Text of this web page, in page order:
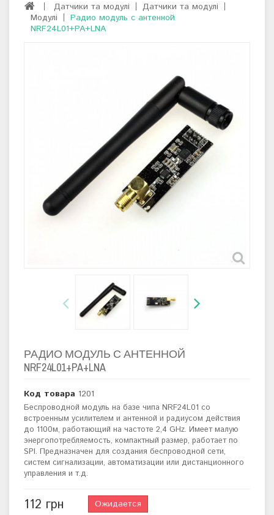
Датчики та модулі
Датчики та модулі
Модулі
Радио модуль с антенной
NRF24L01+PA+LNA
РАДИО МОДУЛЬ С АНТЕННОЙ
NRF24L01+PA+LNA
Код товара 1201
Беспроводной модуль на базе чипа NRF24L01 со
встроенным усилителем и антенной и радиусом действия
до 1100м, работающий на частоте 2,4 GHz. Имеет малую
энергопотребляемость, компактный размер, работает по
SPI. Предназначен для создания беспроводной сети,
систем сигнализации, автоматизации или дистанционного
управления и т.д.
112 грн
Ожидается